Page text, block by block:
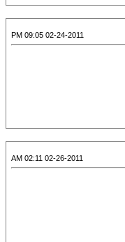
02-24-2011 09:05 PM
02-26-2011 02:11 AM